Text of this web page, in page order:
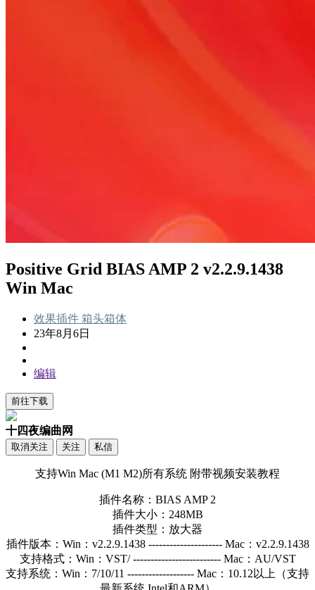
Positive Grid BIAS AMP 2 v2.2.9.1438
Win Mac
效果插件 箱头箱体
23年8月6日
编辑
前往下载
十四夜编曲网
取消关注 关注 私信
支持Win Mac (M1 M2)所有系统 附带视频安装教程
插件名称：BIAS AMP 2
插件大小：248MB
插件类型：放大器
插件版本：Win：v2.2.9.1438 --------------------- Mac：v2.2.9.1438
支持格式：Win：VST/ ------------------------- Mac：AU/VST
支持系统：Win：7/10/11 ------------------- Mac：10.12以上（支持